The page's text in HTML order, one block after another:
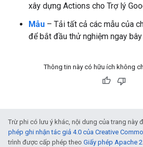
xây dựng Actions cho Trợ lý
Mẫu – Tải tất cả các mẫu của
để bắt đầu thử nghiệm ngay
Thông tin này có hữu ích không
Trừ phi có lưu ý khác, nội dung của trang này
phép ghi nhận tác giả 4.0 của Creative
trình được cấp phép theo Giấy phép Apache